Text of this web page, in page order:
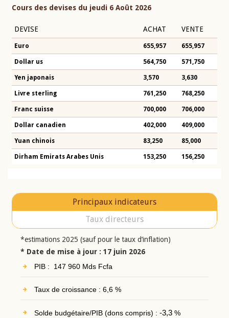
Cours des devises du jeudi 6 Août 2026
DEVISE ACHAT VENTE
Euro 655,957 655,957
Dollar us 564,750 571,750
Yen japonais 3,570 3,630
Livre sterling 761,250 768,250
Franc suisse 700,000 706,000
Dollar canadien 402,000 409,000
Yuan chinois 83,250 85,000
Dirham Emirats Arabes Unis 153,250 156,250
Principaux indicateurs
Taux directeurs
*estimations 2025 (sauf pour le taux d’inflation)
* Date de mise à jour : 17 juin 2026
PIB : 147 960 Mds Fcfa
Taux de croissance : 6,6 %
Solde budgétaire/PIB (dons compris) : -3,3%